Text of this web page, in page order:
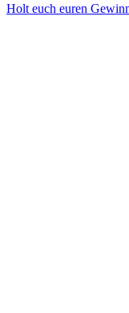
Holt euch euren